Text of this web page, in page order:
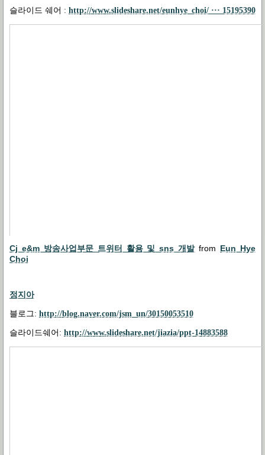
슬라이드 쉐어 : http://www.slideshare.net/eunhye_choi/ ··· 15195390
Cj e&m 방송사업부문 트위터 활용 및 sns 개발 from Eun Hye
Choi
정지아
블로그: http://blog.naver.com/jsm_un/30150053510
슬라이드쉐어 : http://www.slideshare.net/jiazia/ppt-14883588